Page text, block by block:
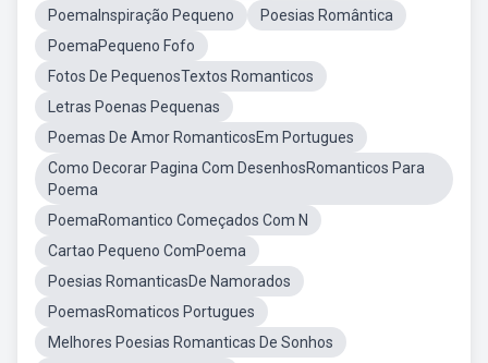
PoemaInspiração Pequeno
Poesias Romântica
PoemaPequeno Fofo
Fotos De PequenosTextos Romanticos
Letras Poenas Pequenas
Poemas De Amor RomanticosEm Portugues
Como Decorar Pagina Com DesenhosRomanticos Para
Poema
PoemaRomantico Começados Com N
Cartao Pequeno ComPoema
Poesias RomanticasDe Namorados
PoemasRomaticos Portugues
Melhores Poesias Romanticas De Sonhos